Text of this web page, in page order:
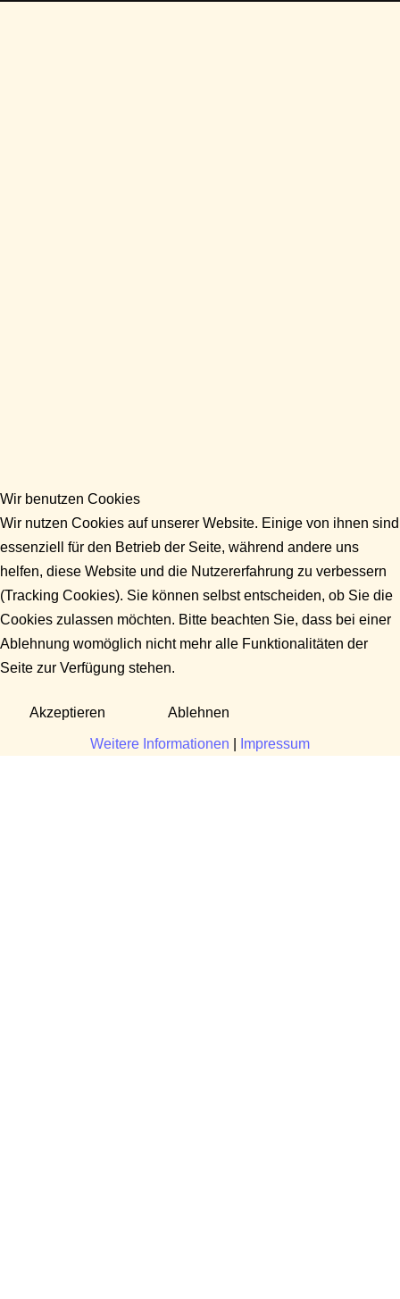
Wir benutzen Cookies
Wir nutzen Cookies auf unserer Website. Einige von ihnen sind
essenziell für den Betrieb der Seite, während andere uns
helfen, diese Website und die Nutzererfahrung zu verbessern
(Tracking Cookies). Sie können selbst entscheiden, ob Sie die
Cookies zulassen möchten. Bitte beachten Sie, dass bei einer
Ablehnung womöglich nicht mehr alle Funktionalitäten der
Seite zur Verfügung stehen.
Akzeptieren Ablehnen
Weitere Informationen Impressum